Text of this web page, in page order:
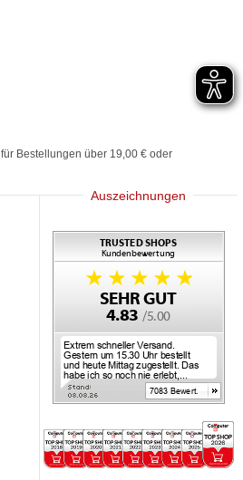
für Bestellungen über 19,00 € oder
Auszeichnungen